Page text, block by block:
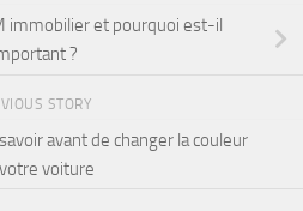
immobilier et pourquoi est-il
?
STORY
avant de changer la couleur
voiture